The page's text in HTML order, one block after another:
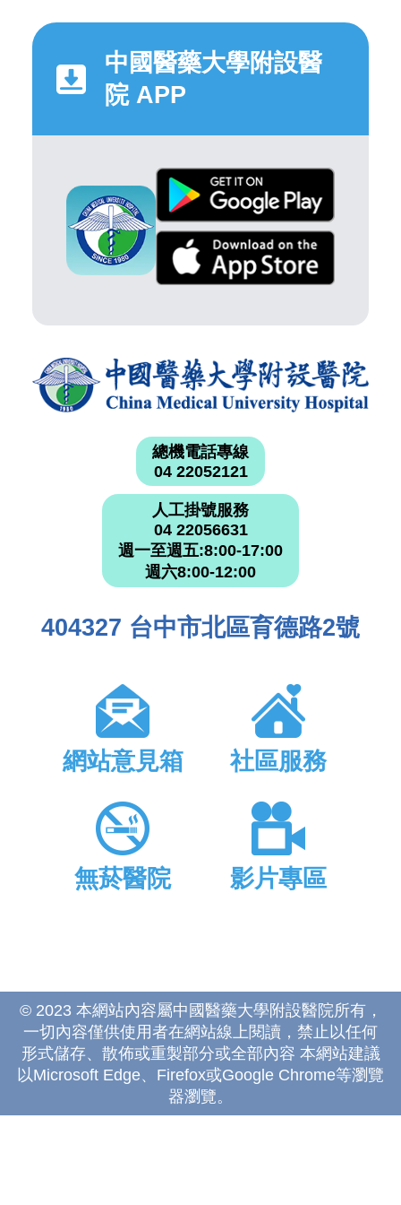
中國醫藥大學附設醫
院 APP
總機電話專線
04 22052121
人工掛號服務
04 22056631
週一至週五:8:00-17:00
週六8:00-12:00
404327 台中市北區育德路2號
網站意見箱 社區服務
無菸醫院 影片專區
© 2023 本網站內容屬中國醫藥大學附設醫院所有，
一切內容僅供使用者在網站線上閱讀，禁止以任何
形式儲存、散佈或重製部分或全部內容 本網站建議
以Microsoft Edge、Firefox或Google Chrome等瀏覽
器瀏覽。